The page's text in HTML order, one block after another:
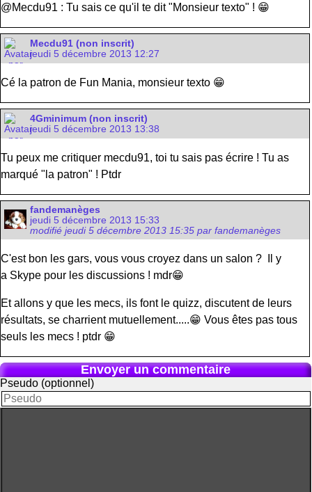
@Mecdu91 : Tu sais ce qu'il te dit "Monsieur texto" ! 😁
Mecdu91 (non inscrit)
jeudi 5 décembre 2013 12:27
Cé la patron de Fun Mania, monsieur texto 😁
4Gminimum (non inscrit)
jeudi 5 décembre 2013 13:38
Tu peux me critiquer mecdu91, toi tu sais pas écrire ! Tu as
marqué "la patron" ! Ptdr
fandemanèges
jeudi 5 décembre 2013 15:33
modifié jeudi 5 décembre 2013 15:35 par fandemanèges
C'est bon les gars, vous vous croyez dans un salon ? Il y
a Skype pour les discussions ! mdr😁
Et allons y que les mecs, ils font le quizz, discutent de leurs
résultats, se charrient mutuellement.....😁 Vous êtes pas tous
seuls les mecs ! ptdr 😁
Envoyer un commentaire
Pseudo (optionnel)